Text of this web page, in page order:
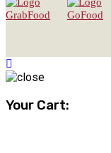
Your Cart: